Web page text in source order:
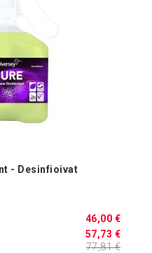
- Desinfioivat
57,73 €
46,00 €
77,81 €